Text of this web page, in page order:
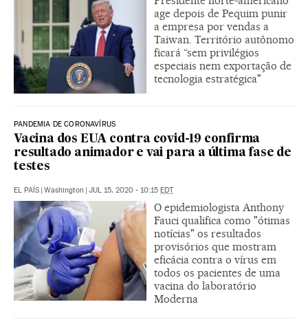
age depois de Pequim punir
a empresa por vendas a
Taiwan. Território autônomo
ficará “sem privilégios
especiais nem exportação de
tecnologia estratégica"
PANDEMIA DE CORONAVÍRUS
Vacina dos EUA contra covid-19 confirma
resultado animador e vai para a última fase de
testes
EL PAÍS | Washington | JUL 15, 2020 - 10:15 EDT
O epidemiologista Anthony
Fauci qualifica como "ótimas
notícias" os resultados
provisórios que mostram
eficácia contra o vírus em
todos os pacientes de uma
vacina do laboratório
Moderna